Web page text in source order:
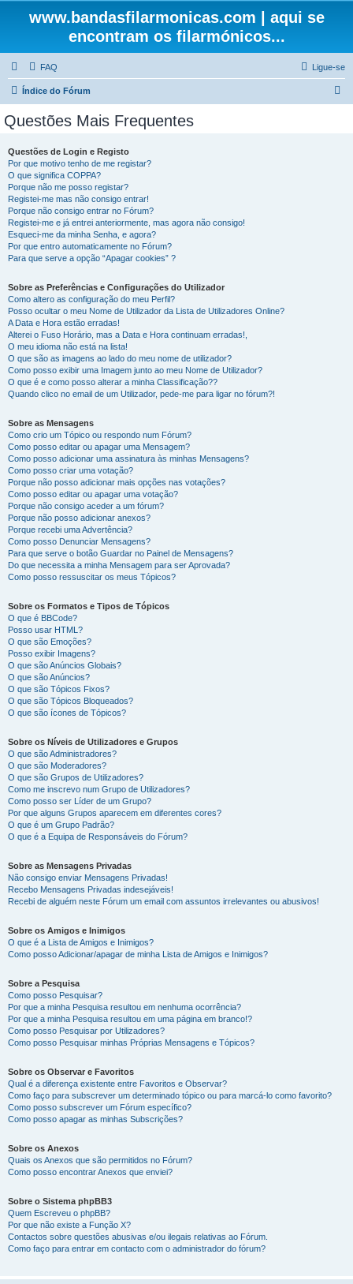
www.bandasfilarmonicas.com | aqui se
encontram os filarmónicos...
FAQ Ligue-se
Índice do Fórum
Questões Mais Frequentes
Questões de Login e Registo
Por que motivo tenho de me registar?
O que significa COPPA?
Porque não me posso registar?
Registei-me mas não consigo entrar!
Porque não consigo entrar no Fórum?
Registei-me e já entrei anteriormente, mas agora não consigo!
Esqueci-me da minha Senha, e agora?
Por que entro automaticamente no Fórum?
Para que serve a opção “Apagar cookies” ?
Sobre as Preferências e Configurações do Utilizador
Como altero as configuração do meu Perfil?
Posso ocultar o meu Nome de Utilizador da Lista de Utilizadores Online?
A Data e Hora estão erradas!
Alterei o Fuso Horário, mas a Data e Hora continuam erradas!,
O meu idioma não está na lista!
O que são as imagens ao lado do meu nome de utilizador?
Como posso exibir uma Imagem junto ao meu Nome de Utilizador?
O que é e como posso alterar a minha Classificação??
Quando clico no email de um Utilizador, pede-me para ligar no fórum?!
Sobre as Mensagens
Como crio um Tópico ou respondo num Fórum?
Como posso editar ou apagar uma Mensagem?
Como posso adicionar uma assinatura às minhas Mensagens?
Como posso criar uma votação?
Porque não posso adicionar mais opções nas votações?
Como posso editar ou apagar uma votação?
Porque não consigo aceder a um fórum?
Porque não posso adicionar anexos?
Porque recebi uma Advertência?
Como posso Denunciar Mensagens?
Para que serve o botão Guardar no Painel de Mensagens?
Do que necessita a minha Mensagem para ser Aprovada?
Como posso ressuscitar os meus Tópicos?
Sobre os Formatos e Tipos de Tópicos
O que é BBCode?
Posso usar HTML?
O que são Emoções?
Posso exibir Imagens?
O que são Anúncios Globais?
O que são Anúncios?
O que são Tópicos Fixos?
O que são Tópicos Bloqueados?
O que são ícones de Tópicos?
Sobre os Níveis de Utilizadores e Grupos
O que são Administradores?
O que são Moderadores?
O que são Grupos de Utilizadores?
Como me inscrevo num Grupo de Utilizadores?
Como posso ser Líder de um Grupo?
Por que alguns Grupos aparecem em diferentes cores?
O que é um Grupo Padrão?
O que é a Equipa de Responsáveis do Fórum?
Sobre as Mensagens Privadas
Não consigo enviar Mensagens Privadas!
Recebo Mensagens Privadas indesejáveis!
Recebi de alguém neste Fórum um email com assuntos irrelevantes ou abusivos!
Sobre os Amigos e Inimigos
O que é a Lista de Amigos e Inimigos?
Como posso Adicionar/apagar de minha Lista de Amigos e Inimigos?
Sobre a Pesquisa
Como posso Pesquisar?
Por que a minha Pesquisa resultou em nenhuma ocorrência?
Por que a minha Pesquisa resultou em uma página em branco!?
Como posso Pesquisar por Utilizadores?
Como posso Pesquisar minhas Próprias Mensagens e Tópicos?
Sobre os Observar e Favoritos
Qual é a diferença existente entre Favoritos e Observar?
Como faço para subscrever um determinado tópico ou para marcá-lo como favorito?
Como posso subscrever um Fórum específico?
Como posso apagar as minhas Subscrições?
Sobre os Anexos
Quais os Anexos que são permitidos no Fórum?
Como posso encontrar Anexos que enviei?
Sobre o Sistema phpBB3
Quem Escreveu o phpBB?
Por que não existe a Função X?
Contactos sobre questões abusivas e/ou ilegais relativas ao Fórum.
Como faço para entrar em contacto com o administrador do fórum?